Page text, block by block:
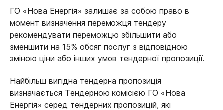
ГО «Нова Енергія» залишає за собою право в
момент визначення переможця тендеру
рекомендувати переможцю збільшити або
зменшити на 15% обсяг послуг з відповідною
зміною ціни або інших умов тендерної пропозиції.
Найбільш вигідна тендерна пропозиція
визначається Тендерною комісією ГО «Нова
Енергія» серед тендерних пропозицій, які